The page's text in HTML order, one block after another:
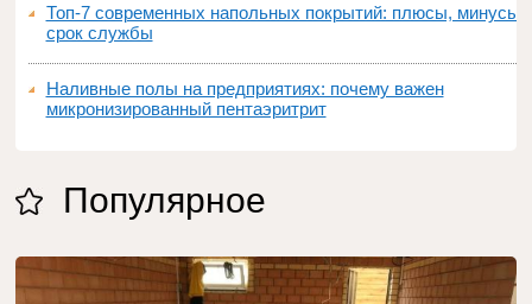
Топ‑7 современных напольных покрытий: плюсы, минусы,
срок службы
Наливные полы на предприятиях: почему важен
микронизированный пентаэритрит
Популярное